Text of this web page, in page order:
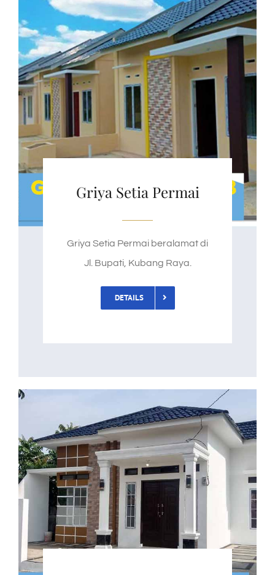
Griya Setia Permai
Griya Setia Permai beralamat di
Jl. Bupati, Kubang Raya.
DETAILS